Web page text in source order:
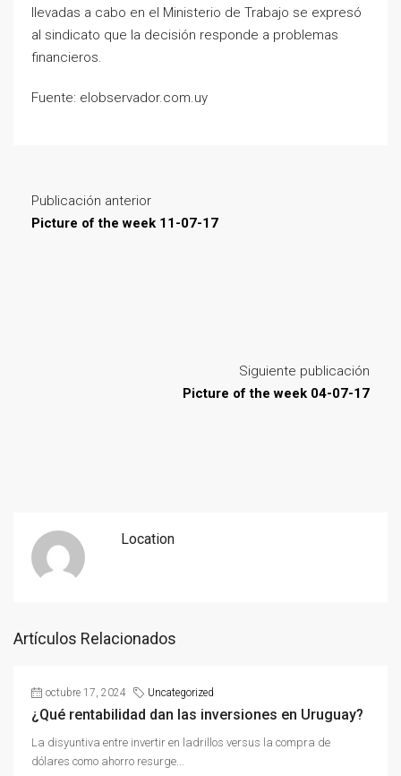
llevadas a cabo en el Ministerio de Trabajo se expresó
al sindicato que la decisión responde a problemas
financieros.
Fuente: elobservador.com.uy
Publicación anterior
Picture of the week 11-07-17
Siguiente publicación
Picture of the week 04-07-17
Location
Artículos Relacionados
octubre 17, 2024 Uncategorized
¿Qué rentabilidad dan las inversiones en Uruguay?
La disyuntiva entre invertir en ladrillos versus la compra de
dólares como ahorro resurge...